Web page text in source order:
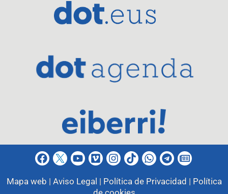
Mapa web | Aviso Legal | Política de Privacidad | Política